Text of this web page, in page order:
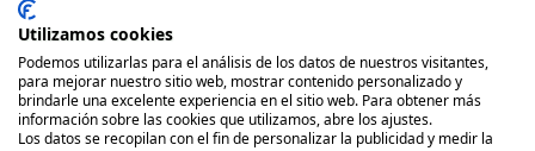
INDIVIDUAL
BALCON VISTA PROMENADE
3.600€
Utilizamos cookies
Podemos utilizarlas para el análisis de los datos de nuestros visitantes,
para mejorar nuestro sitio web, mostrar contenido personalizado y
brindarle una excelente experiencia en el sitio web. Para obtener más
información sobre las cookies que utilizamos, abre los ajustes.
Los datos se recopilan con el fin de personalizar la publicidad y medir la